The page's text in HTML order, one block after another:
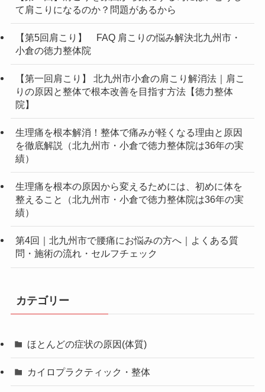
て肩こりになるのか？問題があるから
【第5回肩こり】 FAQ 肩こりの悩み解決北九州市・
小倉の徳力整体院
【第一回肩こり】 北九州市小倉の肩こり解消法｜肩こ
りの原因と整体で根本改善を目指す方法【徳力整体
院】
生理痛を根本解消！整体で痛みが軽くなる理由と原因
を徹底解説（北九州市・小倉で徳力整体院は36年の実
績）
生理痛を根本の原因から変えるためには、初めに体を
整えること（北九州市・小倉で徳力整体院は36年の実
績）
第4回｜北九州市で腰痛にお悩みの方へ｜よくある質
問・施術の流れ・セルフチェック
カテゴリー
ほとんどの症状の原因(体質)
カイロプラクティック・整体